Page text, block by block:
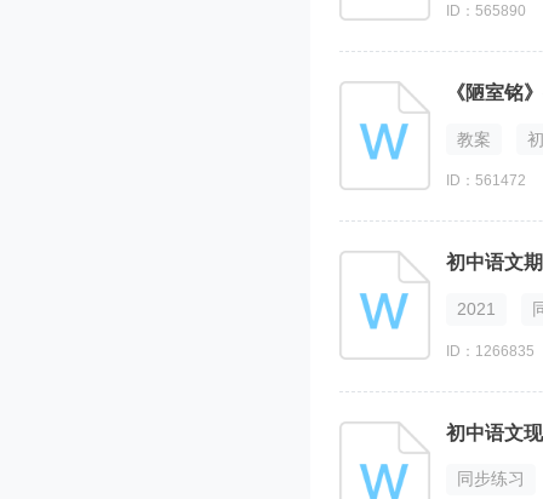
ID：565890
《陋室铭
教案
ID：561472
初中语文
2021
ID：1266835
初中语文
同步练习